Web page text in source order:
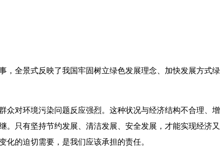
，全景式反映了我国牢固树立绿色发展理念、加快发展方式绿
众对环境污染问题反应强烈。这种状况与经济结构不合理、增
只有坚持节约发展、清洁发展、安全发展，才能实现经济又
的迫切需要，是我们应该承担的责任。